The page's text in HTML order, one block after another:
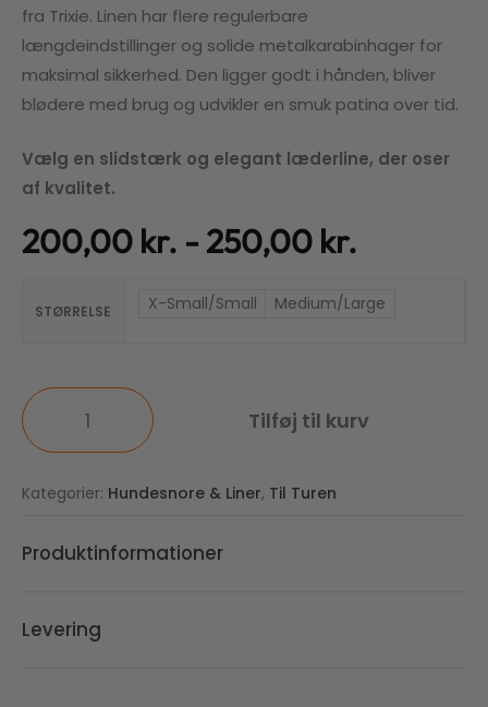
fra Trixie. Linen har flere regulerbare
længdeindstillinger og solide metal­karabinhager for
maksimal sikkerhed. Den ligger godt i hånden, bliver
blødere med brug og udvikler en smuk patina over tid.
Vælg en slidstærk og elegant læderline, der oser
af kvalitet.
200,00 kr. 250,00 kr.
STØRRELSE X-Small/Small Medium/Large
Tilføj til kurv
Kategorier: Hundesnore & Liner, Til Turen
Produktinformationer
Levering